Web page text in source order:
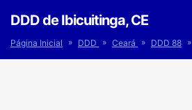
DDD de Ibicuitinga, CE
Página Inicial » DDD » Ceará » DDD 88 »